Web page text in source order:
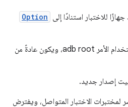
للاختبار استنادًا إلى Option
يتطلّب ذلك جهازًا يمكن فيه استخدام الأمر adb root، ويكون عادةً من
إصدار جديد.
الاختبار المتواصل، ويفترض